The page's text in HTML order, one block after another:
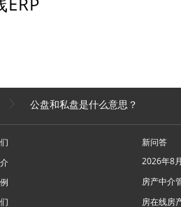
公盘和私盘是什么意思？
新问答
房产中介